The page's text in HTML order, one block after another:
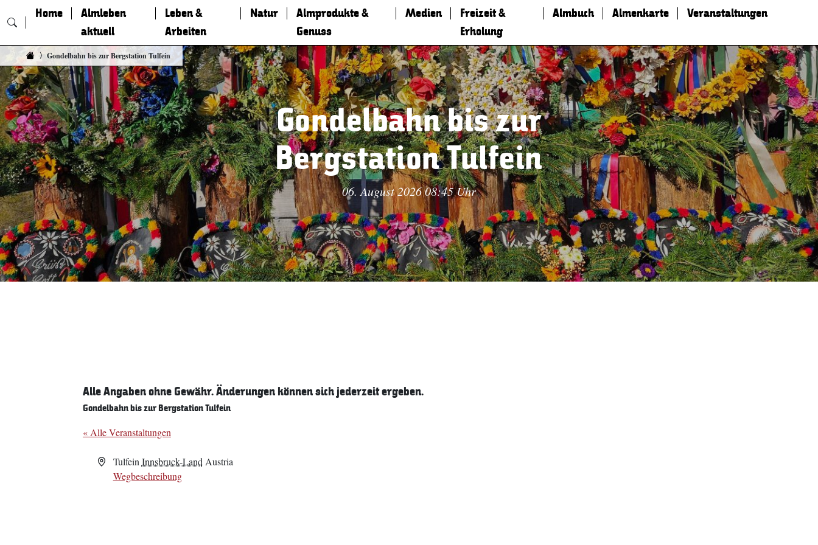
Zum Inhalt springen
Home
Almleben
aktuell
Leben &
Arbeiten
Natur
Almprodukte &
Genuss
Medien
Freizeit &
Erholung
Almbuch Almenkarte Veranstaltungen
Gondelbahn bis zur Bergstation Tulfein
Gondelbahn bis zur
Bergstation Tulfein
06. August 2026 08:45 Uhr
Alle Angaben ohne Gewähr. Änderungen können sich jederzeit ergeben.
Gondelbahn bis zur Bergstation Tulfein
« Alle Veranstaltungen
Adresse
Tulfein Innsbruck-Land Austria
Wegbeschreibung